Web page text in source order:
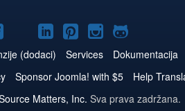
Joomla!
na
YouTube
Joomla!
naLinkedIn
Joomla!
na
Pinterest
Joomla!
na
Instagram
Joomla!
na
GitHub
(dodaci) Services Dokumentacija
Sponsor Joomla! with $5 Help
Matters, Inc. Sva prava zadržana.